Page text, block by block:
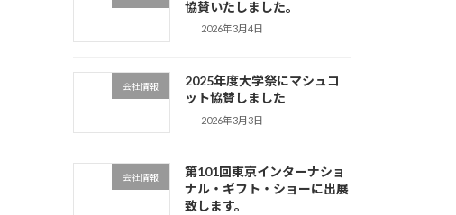
協賛いたしました。
2026年3月4日
会社情報
2025年度大学祭にマシュコ
ット協賛しました
2026年3月3日
会社情報
第101回東京インターナショ
ナル・ギフト・ショーに出展
致します。